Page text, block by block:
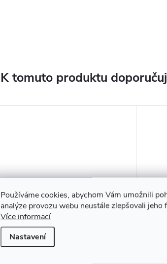
Používáme cookies, abychom Vám umožnili
analýze provozu webu neustále zlepšovali jeho
Více informací
Nastavení
K tomuto produktu
Dětská tříkolka PRO300 růžová